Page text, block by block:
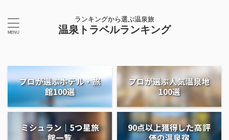
ランキングから選ぶ温泉旅
温泉トラベルランキング
プロが選ぶホテル・旅
館100選
プロが選ぶ人気温泉地
100選
ミシュラン｜5つ星旅
館一覧
90点以上獲得した高評
価の温泉宿